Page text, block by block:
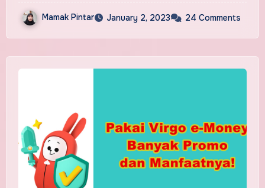
Mamak Pintar January 2, 2023 24 Comments